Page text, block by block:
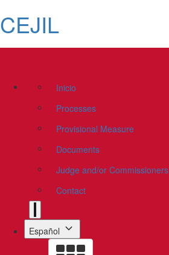
CEJIL
Inicio
Processes
Provisional Measure
Documents
Judge and/or Commissioners
Contact
Español